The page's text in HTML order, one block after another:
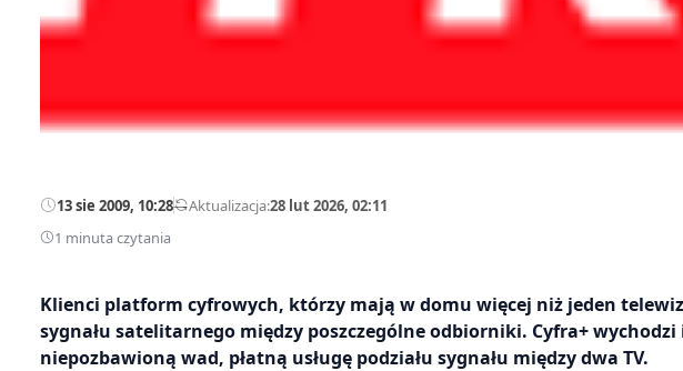
13 sie 2009, 10:28—Aktualizacja:28 lut 2026, 02:11
1 minuta czytania
Klienci platform cyfrowych, którzy mają w domu więcej niż jeden
sygnału satelitarnego między poszczególne odbiorniki. Cyfra+
niepozbawioną wad, płatną usługę podziału sygnału między dwa TV.